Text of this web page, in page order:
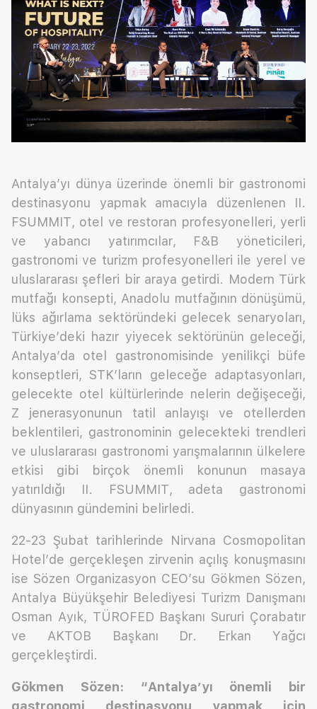
Antalya’yı dünya üzerinde önemli bir gastronomi
destinasyonu yapmak amacıyla düzenlenen II.
FSUMMIT, otel ve restoran profesyonelleri, yerli
ve yabancı yatırımcılar, F&B yöneticileri,
gastronomi ve turizm profesyonelleri ile yerel ve
uluslararası şefleri bir araya getirdi. Modern Türk
mutfağı konsepti, Anadolu mutfağının dönüşümü,
lüks ağırlama sektöründeki gelecek senaryoları,
Türkiye’deki hazır yiyecek sektörünün geleceği,
Antalya’da otel gastronomisinde yenilikçi büfe
konseptleri, STK’ların geleceğe adaptasyonları,
gelecekte otel kültürlerinde nelerin değişeceği,
Z jenerasyonunun tatil anlayışı ve otellerden
beklentileri, gastronominin gelecekteki trendleri
ve uluslararası gastronomi yarışmalarının ülkelere
etkisi gibi birçok önemli konunun masaya
yatırıldığı II. FSUMMIT, adeta gastronomi
dünyasının gündemini belirledi.
22-23 Şubat tarihlerinde Nirvana Cosmopolitan
Hotel’de gerçekleşen zirvenin açılış konuşmasını
ise Sözen Organizasyon CEO’su Gökmen Sözen,
Antalya Büyükşehir Belediyesi Turizm Danışmanı
Osman Ayık, TÜROFED Başkanı Sururi Çorabatır
ve AKTOB Başkanı Dr. Erkan Yağcı
gerçekleştirdi.
Gökmen Sözen: “Antalya’yı önemli bir